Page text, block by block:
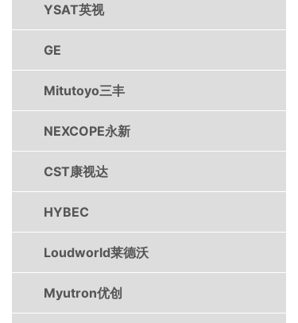
YSAT英视
GE
Mitutoyo三丰
NEXCOPE永新
CST康视达
HYBEC
Loudworld莱德沃
Myutron优创